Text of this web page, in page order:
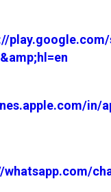
in/
whatsapp.com/